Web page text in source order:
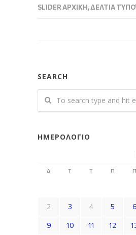
SLIDER ΑΡΧΙΚΉ,ΔΕΛΤΊΑ
SEARCH
ΗΜΕΡΟΛΌΓΙΟ
Δ Τ Τ Π Π
2 3 4 5 6
9 10 11 12